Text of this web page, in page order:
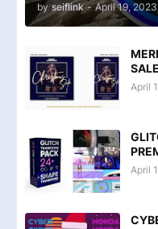
by seiflink - April 19, 2023
April
April